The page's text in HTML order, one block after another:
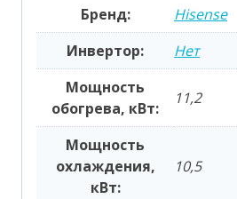
Бренд:
Hisense
Инвертор:
Нет
Мощность
обогрева, кВт:
11,2
Мощность
охлаждения,
кВт:
10,5